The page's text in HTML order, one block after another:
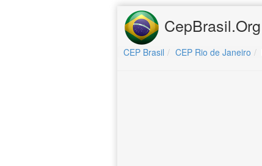
CepBrasil.Org
CEP Brasil CEP Rio de Janeiro